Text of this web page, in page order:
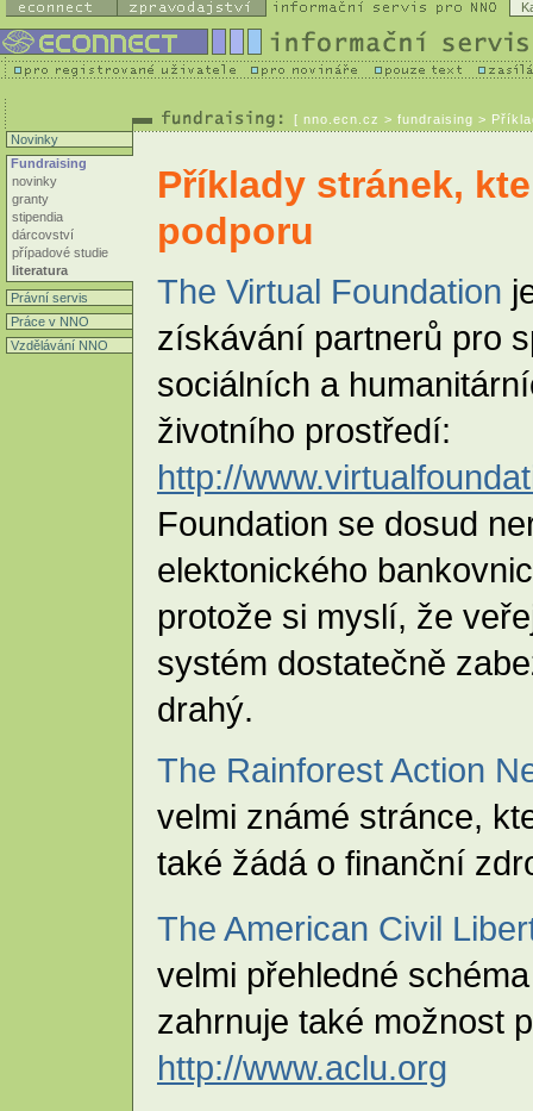
[ nno.ecn.cz > fundraising >
Novinky
Fundraising
novinky
granty
stipendia
dárcovství
případové studie
literatura
Právní servis
Práce v NNO
Vzdělávání NNO
Příklady stránek,
podporu
The Virtual Foundation
získávání partnerů pro
sociálních a
životního prostředí:
http://
Foundation se dosud
elektonického
protože si myslí, že
systém dostatečně
drahý.
The Rainforest Action
velmi známé stránce,
také žádá o finanční
The American Civil
velmi přehledné
zahrnuje také možnost
http://www.aclu.org